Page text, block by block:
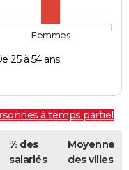
25 à 54 ans
Femmes
à temps partiel
% des
salariés
Moyenne
des villes